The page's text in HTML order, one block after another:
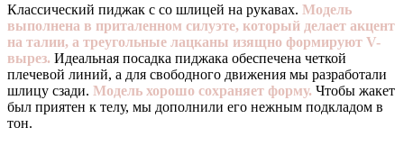
Классический пиджак с со шлицей на рукавах. Модель
выполнена в приталенном силуэте, который делает акцент
на талии, а треугольные лацканы изящно формируют V-
вырез. Идеальная посадка пиджака обеспечена четкой
плечевой линий, а для свободного движения мы разработали
шлицу сзади. Модель хорошо сохраняет форму. Чтобы жакет
был приятен к телу, мы дополнили его нежным подкладом в
тон.